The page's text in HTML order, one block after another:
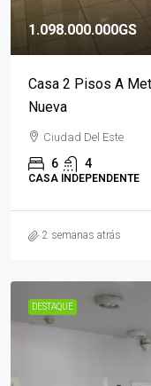
1.098.000.000GS
Casa 2 Pisos A
Nueva
Ciudad Del Este
6 4
CASA INDEPENDENTE
2 semanas atrás
DESTAQUE